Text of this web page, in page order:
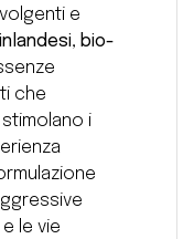
e
, bio-
che
i
le vie